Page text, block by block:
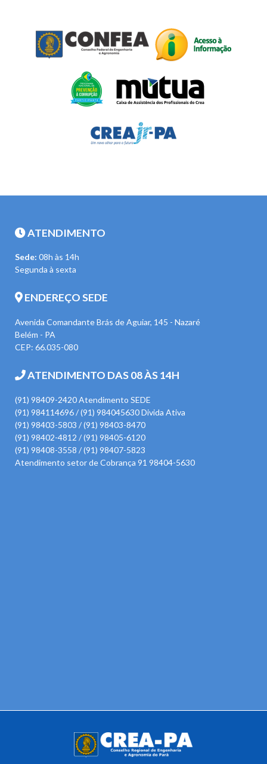
ATENDIMENTO
Sede: 08h às 14h
Segunda à sexta
ENDEREÇO SEDE
Avenida Comandante Brás de Aguiar, 145 - Nazaré
Belém - PA
CEP: 66.035-080
ATENDIMENTO DAS 08 ÀS 14H
(91) 98409-2420 Atendimento SEDE
(91) 984114696 / (91) 984045630 Divida Ativa
(91) 98403-5803 / (91) 98403-8470
(91) 98402-4812 / (91) 98405-6120
(91) 98408-3558 / (91) 98407-5823
Atendimento setor de Cobrança 91 98404-5630